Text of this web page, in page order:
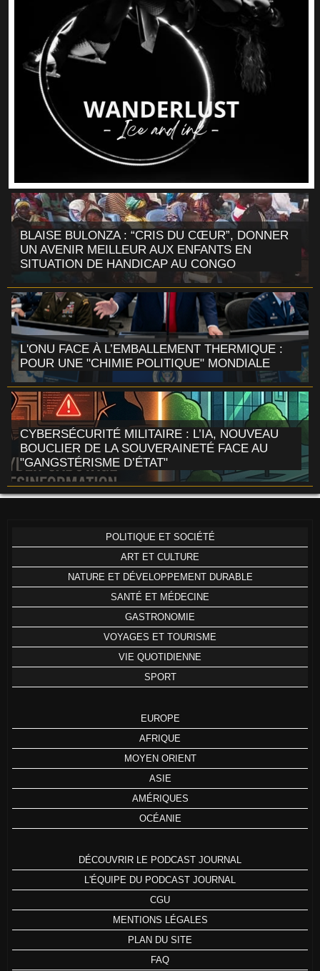
BLAISE BULONZA : “CRIS DU CŒUR”, DONNER
UN AVENIR MEILLEUR AUX ENFANTS EN
SITUATION DE HANDICAP AU CONGO
L'ONU FACE À L’EMBALLEMENT THERMIQUE :
POUR UNE "CHIMIE POLITIQUE" MONDIALE
CYBERSÉCURITÉ MILITAIRE : L’IA, NOUVEAU
BOUCLIER DE LA SOUVERAINETÉ FACE AU
"GANGSTÉRISME D’ÉTAT"
POLITIQUE ET SOCIÉTÉ
ART ET CULTURE
NATURE ET DÉVELOPPEMENT DURABLE
SANTÉ ET MÉDECINE
GASTRONOMIE
VOYAGES ET TOURISME
VIE QUOTIDIENNE
SPORT
EUROPE
AFRIQUE
MOYEN ORIENT
ASIE
AMÉRIQUES
OCÉANIE
DÉCOUVRIR LE PODCAST JOURNAL
L'ÉQUIPE DU PODCAST JOURNAL
CGU
MENTIONS LÉGALES
PLAN DU SITE
FAQ